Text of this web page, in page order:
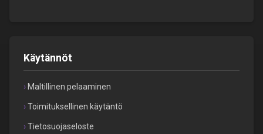
Käytännöt
Maltillinen pelaaminen
Toimituksellinen käytäntö
Tietosuojaseloste